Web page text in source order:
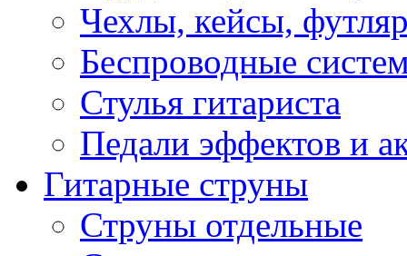
Чехлы, кейсы,
Беспроводные
Стулья гитариста
Педали эффектов и
Гитарные струны
Струны отдельные